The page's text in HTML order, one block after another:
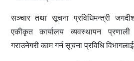
सञ्चार तथा सूचना प्रविधिमन्त्री
एकीकृत कार्यालय व्यवस्थापन
गराउनेगरी काम गर्न सूचना प्रविधि